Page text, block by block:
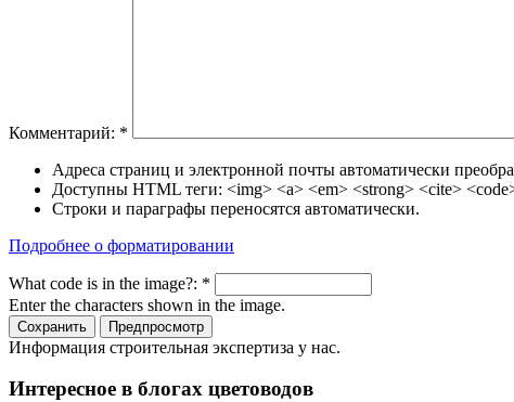
Комментарий: *
Адреса страниц и электронной почты автоматически
Доступны HTML теги: <img> <a> <em> <strong> <cite>
Строки и параграфы переносятся автоматически.
Подробнее о форматировании
What code is in the image?: *
Enter the characters shown in the image.
Информация строительная экспертиза у нас.
Интересное в блогах цветоводов